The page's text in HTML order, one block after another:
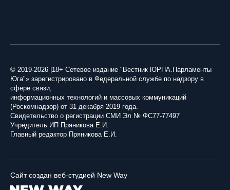
© 2019-2026 |18+ Сетевое издание "Вестник ЮРПА.Парламенты
Юга"» зарегистрировано в Федеральной службе по надзору в
сфере связи,
информационных технологий и массовых коммуникаций
(Роскомнадзор) от 31 декабря 2019 года.
Свидетельство о регистрации СМИ Эл № ФС77-77497
Учредитель ИП Пряникова Е.И.
Главный редактор Пряникова Е.И.
Сайт создан веб-студией New Way